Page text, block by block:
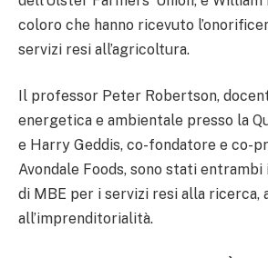
coloro che hanno ricevuto
servizi resi all’agricoltura.
Il professor Peter Robertson,
energetica e ambientale presso la
e Harry Geddis, co-fondatore e co-
Avondale Foods, sono stati
di MBE per i servizi resi alla ricerca,
all’imprenditorialità.